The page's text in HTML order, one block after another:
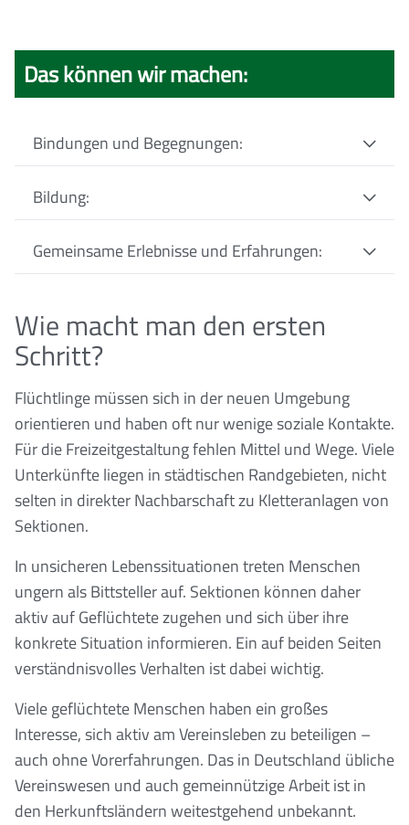
Das können wir machen:
Bindungen und Begegnungen:
Bildung:
Gemeinsame Erlebnisse und Erfahrungen:
Wie macht man den ersten
Schritt?
Flüchtlinge müssen sich in der neuen Umgebung
orientieren und haben oft nur wenige soziale Kontakte.
Für die Freizeitgestaltung fehlen Mittel und Wege. Viele
Unterkünfte liegen in städtischen Randgebieten, nicht
selten in direkter Nachbarschaft zu Kletteranlagen von
Sektionen.
In unsicheren Lebenssituationen treten Menschen
ungern als Bittsteller auf. Sektionen können daher
aktiv auf Geflüchtete zugehen und sich über ihre
konkrete Situation informieren. Ein auf beiden Seiten
verständnisvolles Verhalten ist dabei wichtig.
Viele geflüchtete Menschen haben ein großes
Interesse, sich aktiv am Vereinsleben zu beteiligen –
auch ohne Vorerfahrungen. Das in Deutschland übliche
Vereinswesen und auch gemeinnützige Arbeit ist in
den Herkunftsländern weitestgehend unbekannt.